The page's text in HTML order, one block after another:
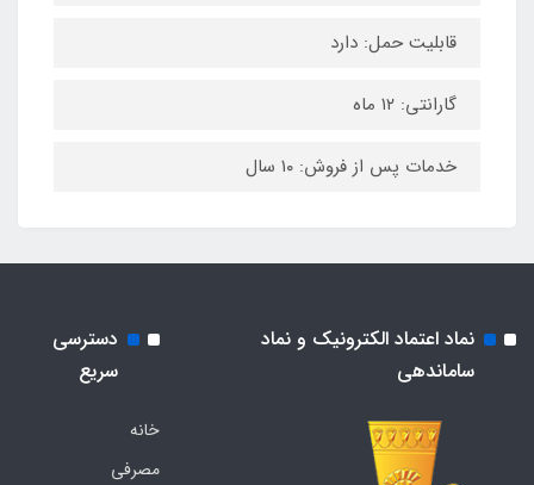
قابلیت حمل: دارد
گارانتی: ۱۲ ماه
خدمات پس از فروش: ۱۰ سال
نماد اعتماد الکترونیک و نماد
ساماندهی
دسترسی
سریع
خانه
مصرفی